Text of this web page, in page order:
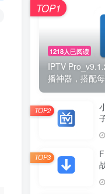
1218人已阅读
IPTV
播神器，搭配
TOP1
TOP2
TOP3